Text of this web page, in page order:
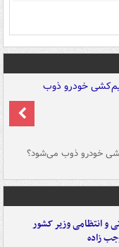
خودرو ذوب می‌شود؟
و انتظامی وزیر کشور
زاده